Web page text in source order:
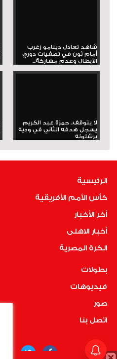
شاهد تعادل دينامو زغرب
أمام ثون في تصفيات دوري
الأبطال وعدم مشاركة...
لا يتوقف.. حمزة عبد الكريم
يسجل هدفه الثاني في ودية
برشلونة
الرئيسية
كأس الأمم الأفريقية
أخر الأخبار
أخبار الاهلى
الكرة المصرية
بطولات
فيديوهات
صور
اتصل بنا